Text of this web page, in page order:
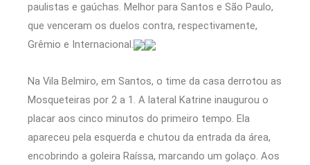
paulistas e gaúchas. Melhor para Santos e São Paulo,
que venceram os duelos contra, respectivamente,
Grêmio e Internacional.
Na Vila Belmiro, em Santos, o time da casa derrotou as
Mosqueteiras por 2 a 1. A lateral Katrine inaugurou o
placar aos cinco minutos do primeiro tempo. Ela
apareceu pela esquerda e chutou da entrada da área,
encobrindo a goleira Raíssa, marcando um golaço. Aos